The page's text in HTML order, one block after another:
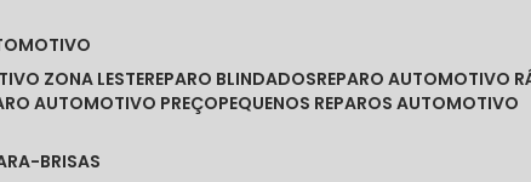
ZONA LESTE REPARO BLINDADOS REPARO AUTOMOTIVO
AUTOMOTIVO PREÇO PEQUENOS REPAROS AUTOMOTIVO
BRISAS